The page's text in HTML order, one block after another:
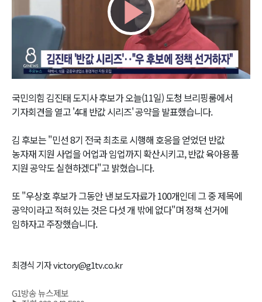
Play
Video
국민의힘 김진태 도지사 후보가 오늘(11일) 도청 브리핑룸에서
기자회견을 열고 '4대 반값 시리즈' 공약을 발표했습니다.
김 후보는 "민선 8기 전국 최초로 시행해 호응을 얻었던 반값
농자재 지원 사업을 어업과 임업까지 확산시키고, 반값 육아용품
지원 공약도 실현하겠다"고 밝혔습니다.
또 "우상호 후보가 그동안 낸 보도자료가 100개인데 그 중 제목에
공약이라고 적혀 있는 것은 다섯 개 밖에 없다"며 정책 선거에
임하자고 주장했습니다.
최경식 기자 victory@g1tv.co.kr
G1방송 뉴스제보